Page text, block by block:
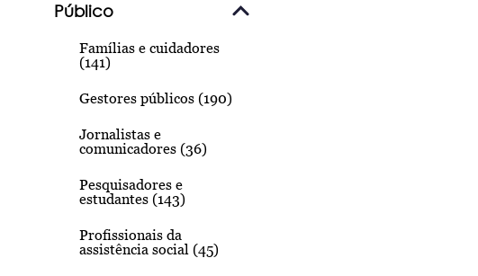
Público
Famílias e cuidadores
(141)
Gestores públicos (190)
Jornalistas e
comunicadores (36)
Pesquisadores e
estudantes (143)
Profissionais da
assistência social (45)